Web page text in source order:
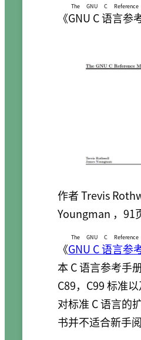
《GNU C 语言参
The GNU C Reference
作者 Trevis
Youngman ，91
《GNU C 语言参
The GNU C Reference
本 C 语言参考手
C89，C99 标准
对标准 C 语言的
书并不适合新手阅